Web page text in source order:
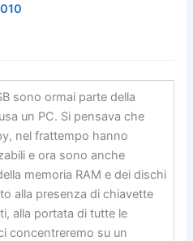
sono ormai parte della
un PC. Si pensava che
nel frattempo hanno
e ora sono anche
memoria RAM e dei dischi
alla presenza di chiavette
alla portata di tutte le
concentreremo su un